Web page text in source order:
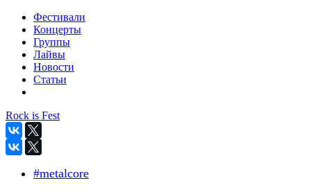
Фестивали
Концерты
Группы
Лайвы
Новости
Статьи
Rock is Fest
#metalcore